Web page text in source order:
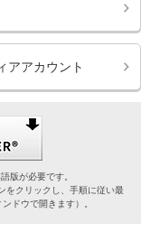
アアカウント
版が必要です。
をクリックし、手順に従い最
ドウで開きます）。